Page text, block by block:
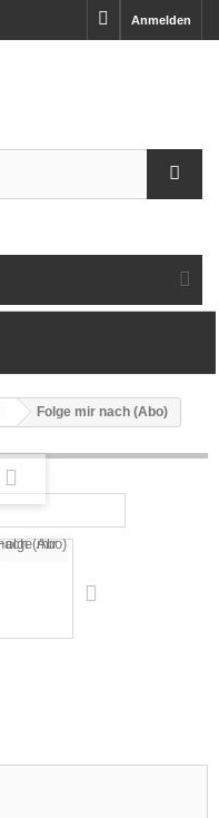
Anmelden
Folge mir nach (Abo)